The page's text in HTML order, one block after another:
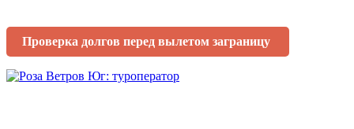
Проверка долгов перед вылетом заграницу